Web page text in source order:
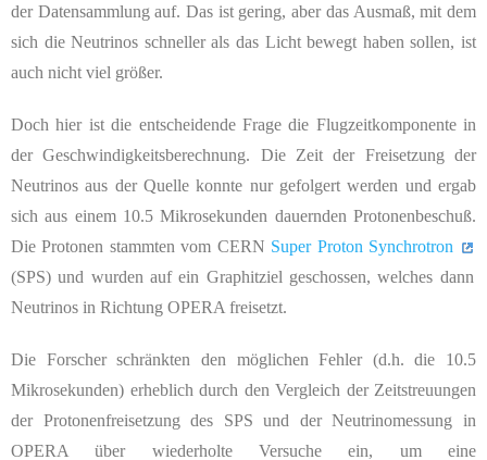
der Datensammlung auf. Das ist gering, aber das Ausmaß, mit dem
sich die Neutrinos schneller als das Licht bewegt haben sollen, ist
auch nicht viel größer.
Doch hier ist die entscheidende Frage die Flugzeitkomponente in
der Geschwindigkeitsberechnung. Die Zeit der Freisetzung der
Neutrinos aus der Quelle konnte nur gefolgert werden und ergab
sich aus einem 10.5 Mikrosekunden dauernden Protonenbeschuß.
Die Protonen stammten vom CERN Super Proton Synchrotron
(SPS) und wurden auf ein Graphitziel geschossen, welches dann
Neutrinos in Richtung OPERA freisetzt.
Die Forscher schränkten den möglichen Fehler (d.h. die 10.5
Mikrosekunden) erheblich durch den Vergleich der Zeitstreuungen
der Protonenfreisetzung des SPS und der Neutrinomessung in
OPERA über wiederholte Versuche ein, um eine